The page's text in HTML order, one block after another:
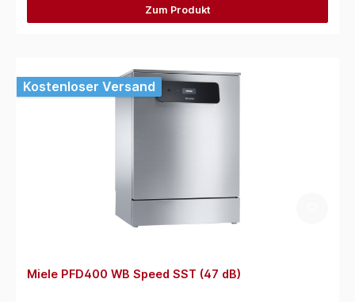
Zum Produkt
Kostenloser Versand
Miele PFD400 WB Speed SST (47 dB)